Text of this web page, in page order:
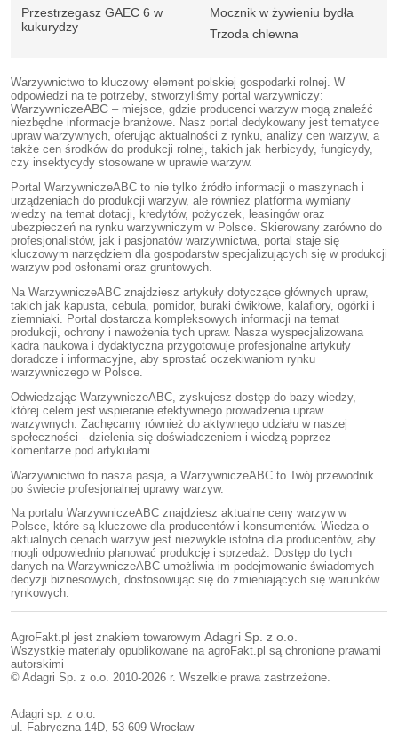
Przestrzegasz GAEC 6 w
kukurydzy
Mocznik w żywieniu bydła
Trzoda chlewna
Warzywnictwo to kluczowy element polskiej gospodarki rolnej. W
odpowiedzi na te potrzeby, stworzyliśmy portal warzywniczy:
WarzywniczeABC – miejsce, gdzie producenci warzyw mogą znaleźć
niezbędne informacje branżowe. Nasz portal dedykowany jest tematyce
upraw warzywnych, oferując aktualności z rynku, analizy cen warzyw, a
także cen środków do produkcji rolnej, takich jak herbicydy, fungicydy,
czy insektycydy stosowane w uprawie warzyw.
Portal WarzywniczeABC to nie tylko źródło informacji o maszynach i
urządzeniach do produkcji warzyw, ale również platforma wymiany
wiedzy na temat dotacji, kredytów, pożyczek, leasingów oraz
ubezpieczeń na rynku warzywniczym w Polsce. Skierowany zarówno do
profesjonalistów, jak i pasjonatów warzywnictwa, portal staje się
kluczowym narzędziem dla gospodarstw specjalizujących się w produkcji
warzyw pod osłonami oraz gruntowych.
Na WarzywniczeABC znajdziesz artykuły dotyczące głównych upraw,
takich jak kapusta, cebula, pomidor, buraki ćwikłowe, kalafiory, ogórki i
ziemniaki. Portal dostarcza kompleksowych informacji na temat
produkcji, ochrony i nawożenia tych upraw. Nasza wyspecjalizowana
kadra naukowa i dydaktyczna przygotowuje profesjonalne artykuły
doradcze i informacyjne, aby sprostać oczekiwaniom rynku
warzywniczego w Polsce.
Odwiedzając WarzywniczeABC, zyskujesz dostęp do bazy wiedzy,
której celem jest wspieranie efektywnego prowadzenia upraw
warzywnych. Zachęcamy również do aktywnego udziału w naszej
społeczności - dzielenia się doświadczeniem i wiedzą poprzez
komentarze pod artykułami.
Warzywnictwo to nasza pasja, a WarzywniczeABC to Twój przewodnik
po świecie profesjonalnej uprawy warzyw.
Na portalu WarzywniczeABC znajdziesz aktualne ceny warzyw w
Polsce, które są kluczowe dla producentów i konsumentów. Wiedza o
aktualnych cenach warzyw jest niezwykle istotna dla producentów, aby
mogli odpowiednio planować produkcję i sprzedaż. Dostęp do tych
danych na WarzywniczeABC umożliwia im podejmowanie świadomych
decyzji biznesowych, dostosowując się do zmieniających się warunków
rynkowych.
AgroFakt.pl jest znakiem towarowym Adagri Sp. z o.o.
Wszystkie materiały opublikowane na agroFakt.pl są chronione prawami
autorskimi
© Adagri Sp. z o.o. 2010-2026 r. Wszelkie prawa zastrzeżone.
Adagri sp. z o.o.
ul. Fabryczna 14D, 53-609 Wrocław